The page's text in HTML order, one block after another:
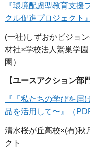
『環境配慮型教育支援
クル促進プロジェクト
(一社)しずおかビジョ
材社×学校法人鷲巣学
園）
【ユースアクション部
『「私たちの学びを届
品を活用して〜』（
清水桜が丘高校×(有)秋
クト